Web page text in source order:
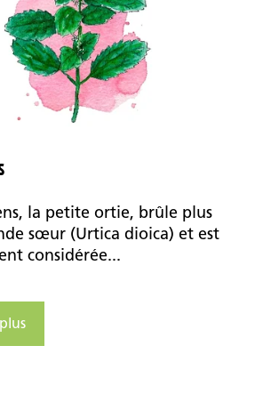
la petite ortie, brûle plus
sœur (Urtica dioica) et est
considérée...